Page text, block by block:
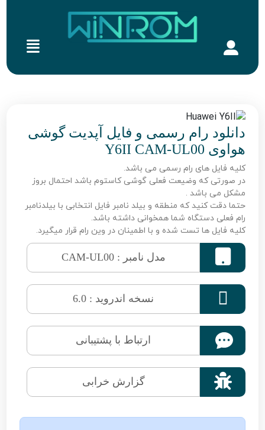
دانلود رام رسمی و فایل آپدیت گوشی
هواوی Y6II CAM-UL00
کلیه فایل های رام رسمی می باشد.
در صورتی که وضیعت فعلی گوشی کاستوم باشد احتمال بروز
مشکل می باشد .
حتما دقت کنید که منطقه و بیلد نامبر فایل انتخابی با بیلدنامبر
رام فعلی دستگاه شما همخوانی داشته باشد.
کلیه فایل ها تست شده و با اطمینان در وین رام قرار میگیرد.
مدل نامبر : CAM-UL00
 نسخه اندروید : 6.0
ارتباط با پشتیبانی
 گزارش خرابی